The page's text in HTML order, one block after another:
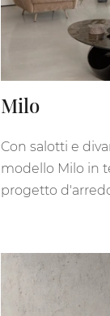
Milo
Con salotti e
modello Milo in
progetto